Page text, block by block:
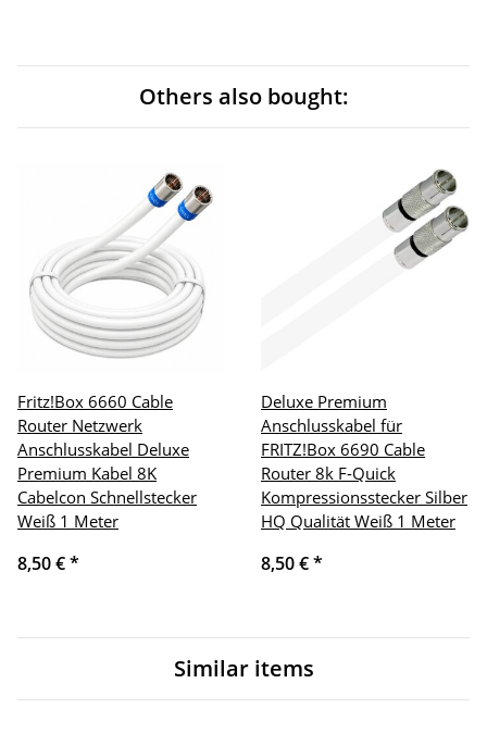
Others also bought:
Fritz!Box 6660 Cable
Router Netzwerk
Anschlusskabel Deluxe
Premium Kabel 8K
Cabelcon Schnellstecker
Weiß 1 Meter
8,50 €*
Deluxe Premium
Anschlusskabel für
FRITZ!Box 6690 Cable
Router 8k F-Quick
Kompressionsstecker Silber
HQ Qualität Weiß 1 Meter
8,50 €*
Similar items